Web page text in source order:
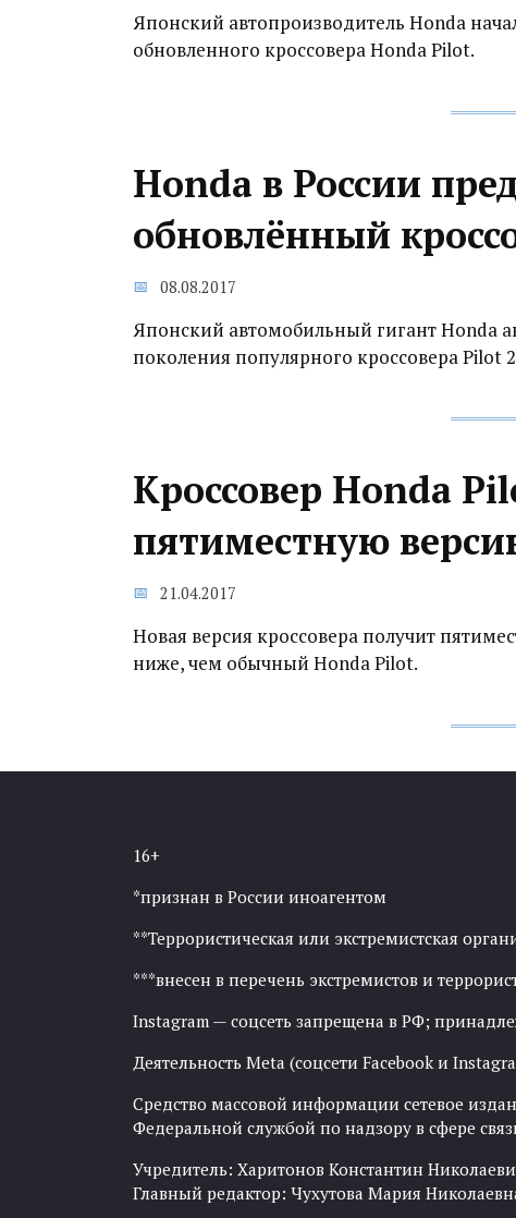
Японский автопроизводитель Honda
обновленного кроссовера Honda Pilot.
Honda в России
обновлённый
08.08.2017
Японский автомобильный гигант Honda
поколения популярного кроссовера Pilot
Кроссовер Honda
пятиместную
21.04.2017
Новая версия кроссовера получит
ниже, чем обычный Honda Pilot.
16+
*признан в России иноагентом
**Террористическая или экстремистская
***внесен в перечень экстремистов и
Instagram — соцсеть запрещена в РФ;
Деятельность Meta (соцсети Facebook и
Средство массовой информации сетевое
Федеральной службой по надзору в сфере
Учредитель: Харитонов Константин
Главный редактор: Чухутова Мария